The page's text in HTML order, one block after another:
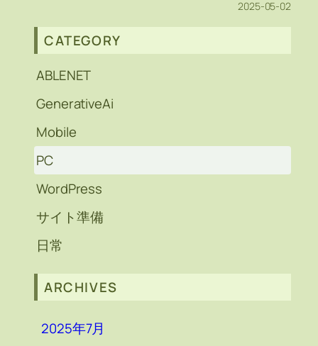
2025-05-02
CATEGORY
ABLENET
GenerativeAi
Mobile
PC
WordPress
サイト準備
日常
ARCHIVES
2025年7月